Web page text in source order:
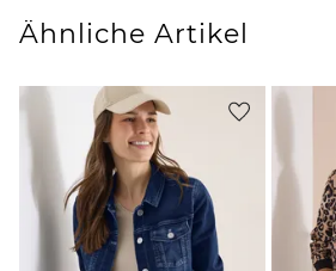
Ähnliche Artikel